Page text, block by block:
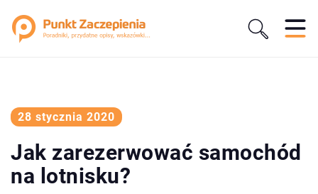
28 stycznia 2020
Jak zarezerwować samochód
na lotnisku?